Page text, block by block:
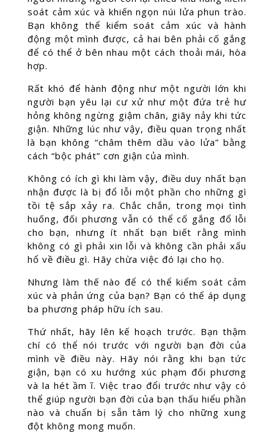
soát cảm xúc và khiến ngọn núi lửa phun trào.
Bạn không thể kiểm soát cảm xúc và hành
động một mình được, cả hai bên phải cố gắng
để có thể ở bên nhau một cách thoải mái, hòa
hợp.
Rất khó để hành động như một người lớn khi
người bạn yêu lại cư xử như một đứa trẻ hư
hỏng không ngừng giậm chân, giãy nảy khi tức
giận. Những lúc như vậy, điều quan trọng nhất
là bạn không “châm thêm dầu vào lửa” bằng
cách “bộc phát” cơn giận của mình.
Không có ích gì khi làm vậy, điều duy nhất bạn
nhận được là bị đổ lỗi một phần cho những gì
tồi tệ sắp xảy ra. Chắc chắn, trong mọi tình
huống, đối phương vẫn có thể cố gắng đổ lỗi
cho bạn, nhưng ít nhất bạn biết rằng mình
không có gì phải xin lỗi và không cần phải xấu
hổ về điều gì. Hãy chừa việc đó lại cho họ.
Nhưng làm thế nào để có thể kiểm soát cảm
xúc và phản ứng của bạn? Bạn có thể áp dụng
ba phương pháp hữu ích sau.
Thứ nhất, hãy lên kế hoạch trước. Bạn thậm
chí có thể nói trước với người bạn đời của
mình về điều này. Hãy nói rằng khi bạn tức
giận, bạn có xu hướng xúc phạm đối phương
và la hét ầm ĩ. Việc trao đổi trước như vậy có
thể giúp người bạn đời của bạn thấu hiểu phần
nào và chuẩn bị sẵn tâm lý cho những xung
đột không mong muốn.